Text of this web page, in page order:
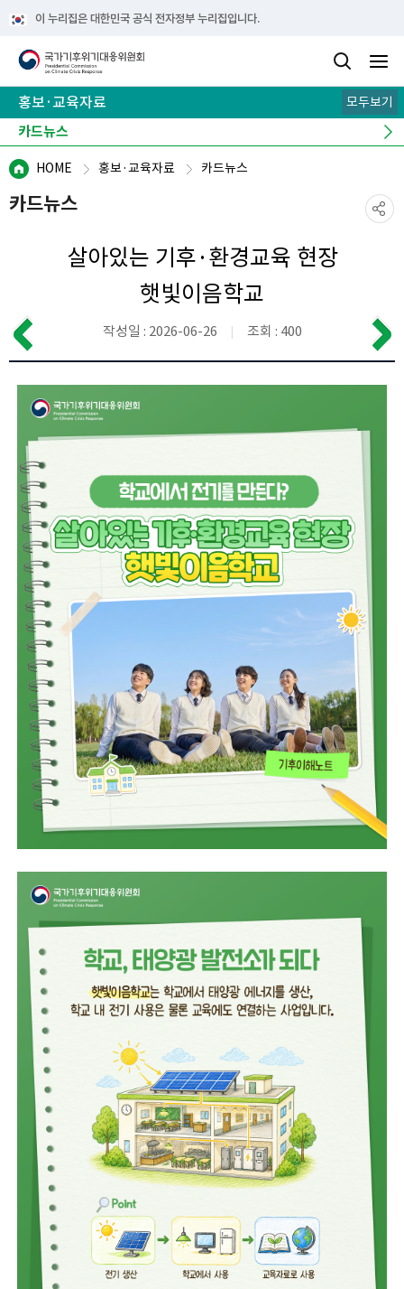
이 누리집은 대한민국 공식 전자정부 누리집입니다.
홍보·교육자료
카드뉴스
기후 이해 노트
e-book
뉴스레터
캠페인
모두보기
HOME 홍보·교육자료 카드뉴스
카드뉴스
살아있는 기후·환경교육 현장
햇빛이음학교
작성일 : 2026-06-26 조회 : 400